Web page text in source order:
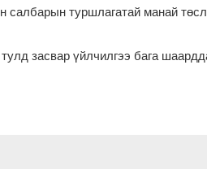
салбарын туршлагатай манай
засвар үйлчилгээ бага